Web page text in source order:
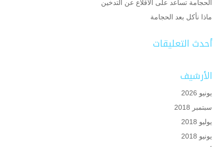
الحجامة تساعد على الاقلاع عن التدخين
ماذا نأكل بعد الحجامة
أحدث التعليقات
الأرشيف
يونيو 2026
سبتمبر 2018
يوليو 2018
يونيو 2018